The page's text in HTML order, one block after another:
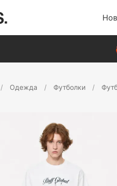
Одежда Футболки